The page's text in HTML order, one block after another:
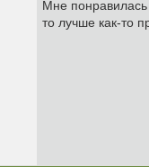
Мне
то лучше как-то